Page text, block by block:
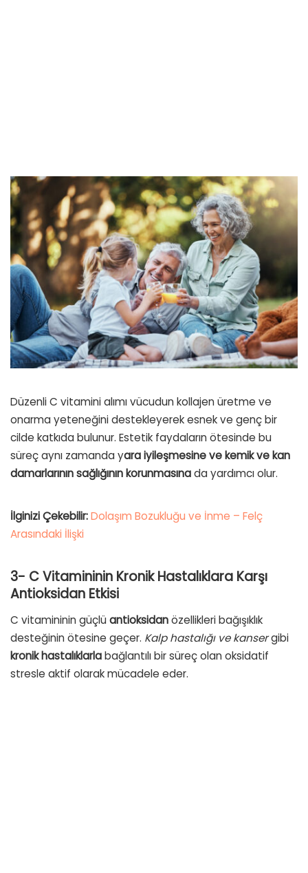
Düzenli C vitamini alımı vücudun kollajen üretme ve
onarma yeteneğini destekleyerek esnek ve genç bir
cilde katkıda bulunur. Estetik faydaların ötesinde bu
süreç aynı zamanda yara iyileşmesine ve kemik ve kan
damarlarının sağlığının korunmasınada yardımcı olur.
İlginizi Çekebilir:Dolaşım Bozukluğu ve İnme – Felç
Arasındaki İlişki
3- C Vitamininin Kronik Hastalıklara Karşı
Antioksidan Etkisi
C vitamininin güçlü antioksidanözellikleri bağışıklık
desteğinin ötesine geçer. Kalp hastalığı ve kansergibi
kronik hastalıklarlabağlantılı bir süreç olan oksidatif
stresle aktif olarak mücadele eder.